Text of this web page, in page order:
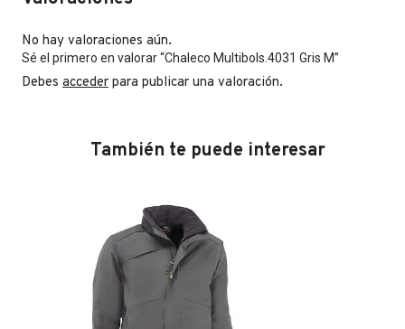
No hay valoraciones aún.
Sé el primero en valorar “Chaleco Multibols.4031 Gris M”
Debes acceder para publicar una valoración.
También te puede interesar